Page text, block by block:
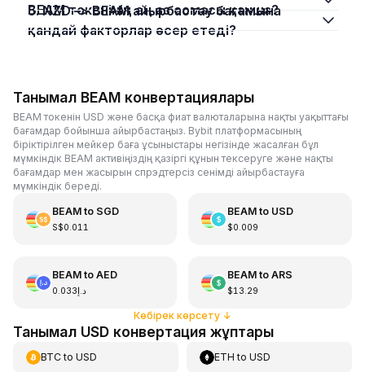
BEAM токенінің ең аз сомасы қанша?
5. NZD –> BEAM айырбастау бағамына
қандай факторлар әсер етеді?
Танымал BEAM конвертациялары
BEAM токенін USD және басқа фиат валюталарына нақты уақыттағы
бағамдар бойынша айырбастаңыз. Bybit платформасының
біріктірілген мейкер баға ұсыныстары негізінде жасалған бұл
мүмкіндік BEAM активіңіздің қазіргі құнын тексеруге және нақты
бағамдар мен жасырын спрэдтерсіз сенімді айырбастауға
мүмкіндік береді.
BEAMto SGD
S$0.011
BEAMto USD
$0.009
BEAMto AED
د.إ0.033
BEAMto ARS
$13.29
Көбірек көрсету↓
Танымал USD конвертация жұптары
BTCto USD ETH toUSD